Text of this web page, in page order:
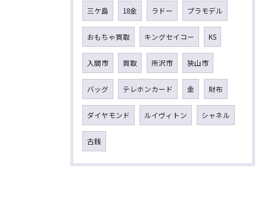
三ケ島 18金 ラドー プラモデル
おもちゃ買取 キングセイコー KS
入間市 買取 所沢市 狭山市
バッグ テレホンカード 金 財布
ダイヤモンド ルイヴィトン シャネル
古銭